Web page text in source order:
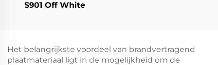
S901 Off White
Het belangrijkste voordeel van brandvertragend
plaatmateriaal ligt in de mogelijkheid om de